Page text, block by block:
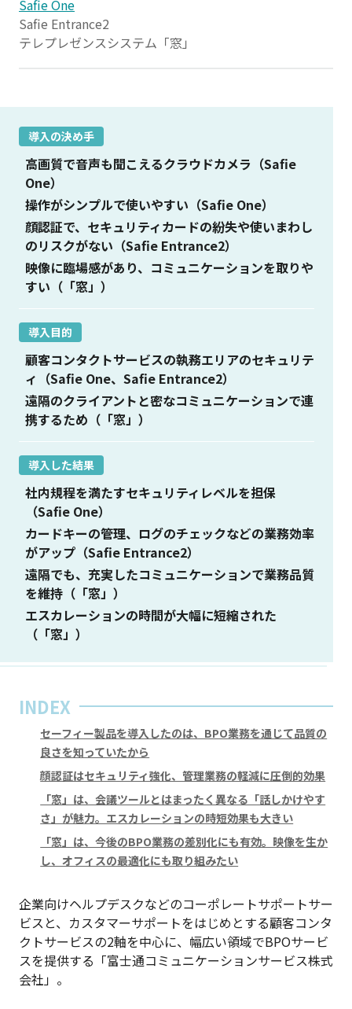
Safie One
Safie Entrance2
テレプレゼンスシステム「窓」
導入の決め手
高画質で音声も聞こえるクラウドカメラ（Safie
One）
操作がシンプルで使いやすい（Safie One）
顔認証で、セキュリティカードの紛失や使いまわし
のリスクがない（Safie Entrance2）
映像に臨場感があり、コミュニケーションを取りや
すい（「窓」）
導入目的
顧客コンタクトサービスの執務エリアのセキュリテ
ィ（Safie One、Safie Entrance2）
遠隔のクライアントと密なコミュニケーションで連
携するため（「窓」）
導入した結果
社内規程を満たすセキュリティレベルを担保
（Safie One）
カードキーの管理、ログのチェックなどの業務効率
がアップ（Safie Entrance2）
遠隔でも、充実したコミュニケーションで業務品質
を維持（「窓」）
エスカレーションの時間が大幅に短縮された
（「窓」）
INDEX
セーフィー製品を導入したのは、BPO業務を通じて品質の
良さを知っていたから
顔認証はセキュリティ強化、管理業務の軽減に圧倒的効果
「窓」は、会議ツールとはまったく異なる「話しかけやす
さ」が魅力。エスカレーションの時短効果も大きい
「窓」は、今後のBPO業務の差別化にも有効。映像を生か
し、オフィスの最適化にも取り組みたい
企業向けヘルプデスクなどのコーポレートサポートサー
ビスと、カスタマーサポートをはじめとする顧客コンタ
クトサービスの2軸を中心に、幅広い領域でBPOサービ
スを提供する「富士通コミュニケーションサービス株式
会社」。